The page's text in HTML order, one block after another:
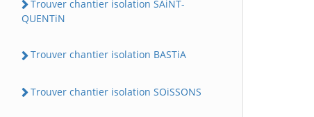
Trouver chantier isolation SAiNT-
QUENTiN
Trouver chantier isolation BASTiA
Trouver chantier isolation SOiSSONS